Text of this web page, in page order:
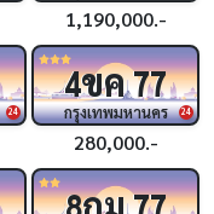
1,190,000.-
24 24
4ขค77
กรุงเทพมหานคร
280,000.-
กม